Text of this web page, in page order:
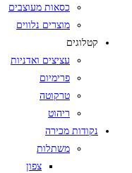
כסאות מעוצבים
מוצרים נלווים
קטלוגים
עציצים ואדניות
פרימיום
טרקוטה
ריהוט
נקודות מכירה
משתלות
צפון